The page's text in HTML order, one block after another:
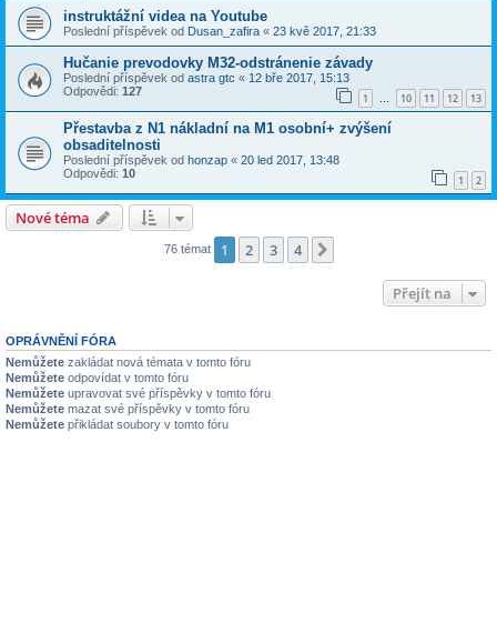
instruktážní videa na Youtube
Poslední příspěvek od Dusan_zafira « 23 kvě 2017, 21:33
Hučanie prevodovky M32-odstránenie závady
Poslední příspěvek od astra gtc « 12 bře 2017, 15:13
Odpovědi: 127 1 … 10 11 12 13
Přestavba z N1 nákladní na M1 osobní+ zvýšení
obsaditelnosti
Poslední příspěvek od honzap « 20 led 2017, 13:48
Odpovědi: 10 1 2
Nové téma
76 témat 1 2 3 4
Přejít na
OPRÁVNĚNÍ FÓRA
Nemůžete zakládat nová témata v tomto fóru
Nemůžete odpovídat v tomto fóru
Nemůžete upravovat své příspěvky v tomto fóru
Nemůžete mazat své příspěvky v tomto fóru
Nemůžete přikládat soubory v tomto fóru